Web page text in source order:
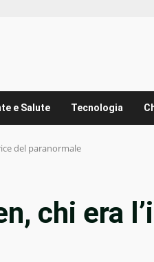
e Salute Tecnologia
del paranormale
chi era